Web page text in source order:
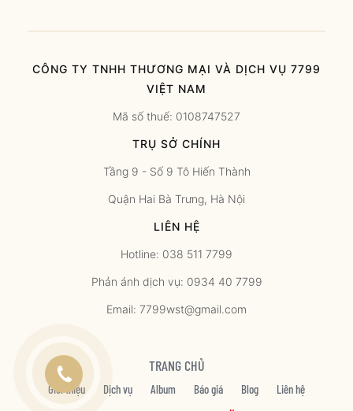
CÔNG TY TNHH THƯƠNG MẠI VÀ DỊCH VỤ 7799
VIỆT NAM
Mã số thuế: 0108747527
TRỤ SỞ CHÍNH
Tầng 9 - Số 9 Tô Hiến Thành
Quận Hai Bà Trưng, Hà Nội
LIÊN HỆ
Hotline: 038 511 7799
Phản ánh dịch vụ: 0934 40 7799
Email: 7799wst@gmail.com
TRANG CHỦ
Giới thiệu Dịch vụ Album Báo giá Blog Liên hệ